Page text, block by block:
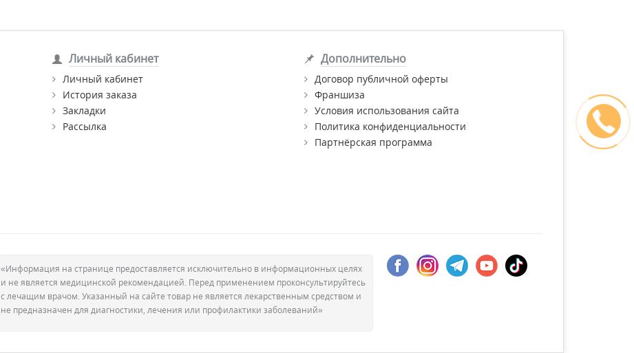
Личный кабинет
Личный кабинет
История заказа
Закладки
Рассылка
Дополнительно
Договор публичной оферты
Франшиза
Условия использования сайта
Политика конфиденциальности
Партнёрская программа
«Информация на странице предоставляется исключительно в информационных целях
и не является медицинской рекомендацией. Перед применением проконсультируйтесь
с лечащим врачом. Указанный на сайте товар не является лекарственным средством и
не предназначен для диагностики, лечения или профилактики заболеваний»